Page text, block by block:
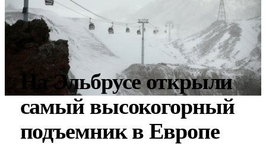
На Эльбрусе открыли
самый высокогорный
подъемник в Европе